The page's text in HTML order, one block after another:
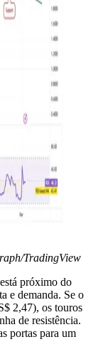
TradingView
próximo do
e demanda. Se o
2,47), os touros
de resistência.
portas para um